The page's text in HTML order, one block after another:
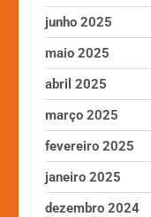
junho 2025
maio 2025
abril 2025
março 2025
fevereiro 2025
janeiro 2025
dezembro 2024